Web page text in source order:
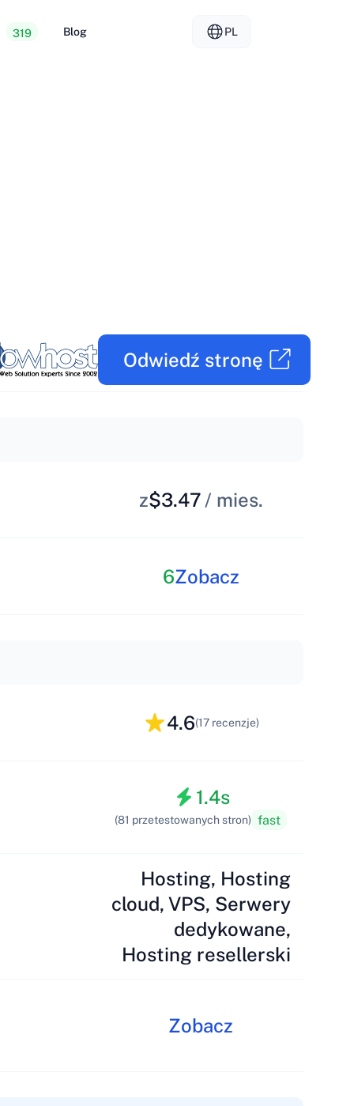
319 Blog PL
Odwiedź stronę
z$3.47 / mies.
6Zobacz
4.6(17 recenzje)
1.4s
(81 przetestowanych stron) fast
Hosting, Hosting
cloud, VPS, Serwery
dedykowane,
Hosting resellerski
Zobacz